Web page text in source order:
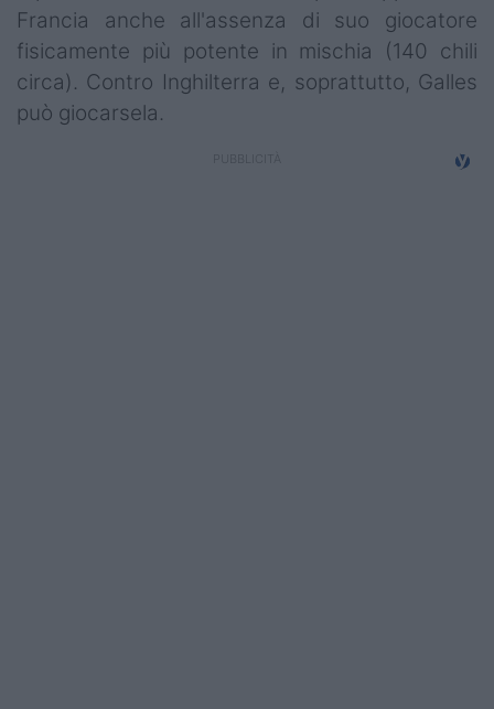
Francia anche all'assenza di suo giocatore
fisicamente più potente in mischia (140 chili
circa). Contro Inghilterra e, soprattutto, Galles
può giocarsela.